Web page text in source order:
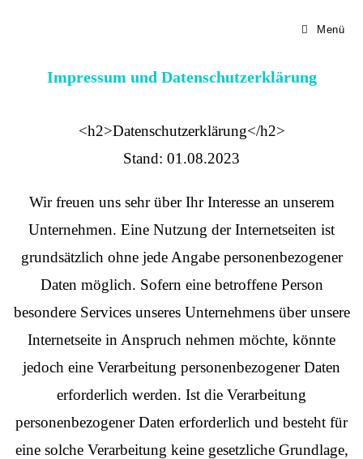
Menü
Impressum und Datenschutzerklärung
<h2>Datenschutzerklärung</h2>
Stand: 01.08.2023
Wir freuen uns sehr über Ihr Interesse an unserem
Unternehmen. Eine Nutzung der Internetseiten ist
grundsätzlich ohne jede Angabe personenbezogener
Daten möglich. Sofern eine betroffene Person
besondere Services unseres Unternehmens über unsere
Internetseite in Anspruch nehmen möchte, könnte
jedoch eine Verarbeitung personenbezogener Daten
erforderlich werden. Ist die Verarbeitung
personenbezogener Daten erforderlich und besteht für
eine solche Verarbeitung keine gesetzliche Grundlage,